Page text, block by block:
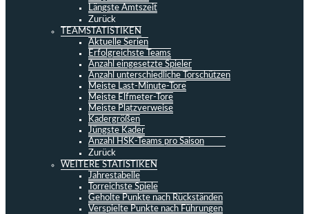
Längste Amtszeit
Zurück
TEAMSTATISTIKEN
Aktuelle Serien
Erfolgreichste Teams
Anzahl eingesetzte Spieler
Anzahl unterschiedliche Torschützen
Meiste Last-Minute-Tore
Meiste Elfmeter-Tore
Meiste Platzverweise
Kadergrößen
Jüngste Kader
Anzahl HSK-Teams pro Saison
Zurück
WEITERE STATISTIKEN
Jahrestabelle
Torreichste Spiele
Geholte Punkte nach Rückständen
Verspielte Punkte nach Führungen